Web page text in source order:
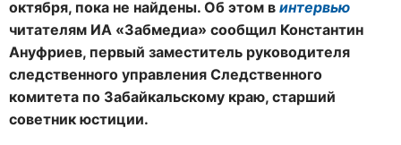
октября, пока не найдены. Об этом в интервью
читателям ИА «Забмедиа» сообщил Константин
Ануфриев, первый заместитель руководителя
следственного управления Следственного
комитета по Забайкальскому краю, старший
советник юстиции.